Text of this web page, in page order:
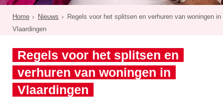
Home Nieuws
Regels voor het splitsen en verhuren van woningen in
Vlaardingen
Regels voor het splitsen en
verhuren van woningen in
Vlaardingen